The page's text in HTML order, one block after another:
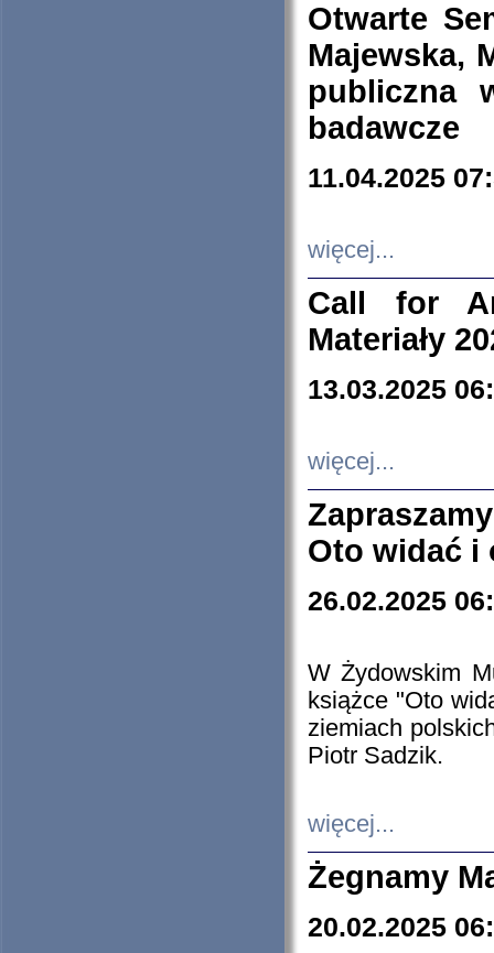
Otwarte
Majewska,
publiczna
badawcze
11.04.2025
więcej...
Call for
Materiały
13.03.2025
więcej...
Oto widać i
26.02.2025
W Żydowskim
książce "Oto
ziemiach
Piotr Sadzik.
więcej...
Żegnamy
20.02.2025